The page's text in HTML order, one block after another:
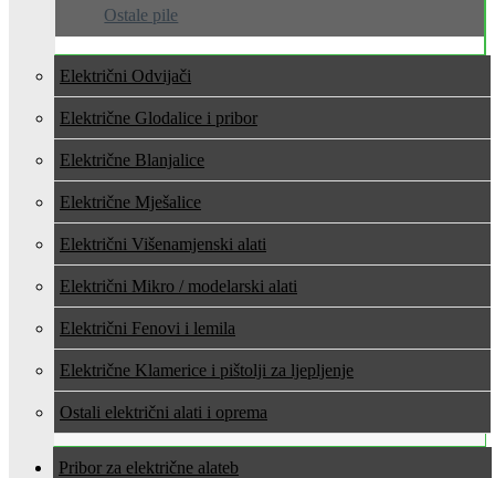
Ostale pile
Električni Odvijači
Električne Glodalice i pribor
Električne Blanjalice
Električne Mješalice
Električni Višenamjenski alati
Električni Mikro / modelarski alati
Električni Fenovi i lemila
Električne Klamerice i pištolji za ljepljenje
Ostali električni alati i oprema
Pribor za električne alate